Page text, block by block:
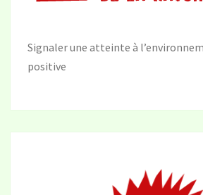
Signaler une atteinte à
positive